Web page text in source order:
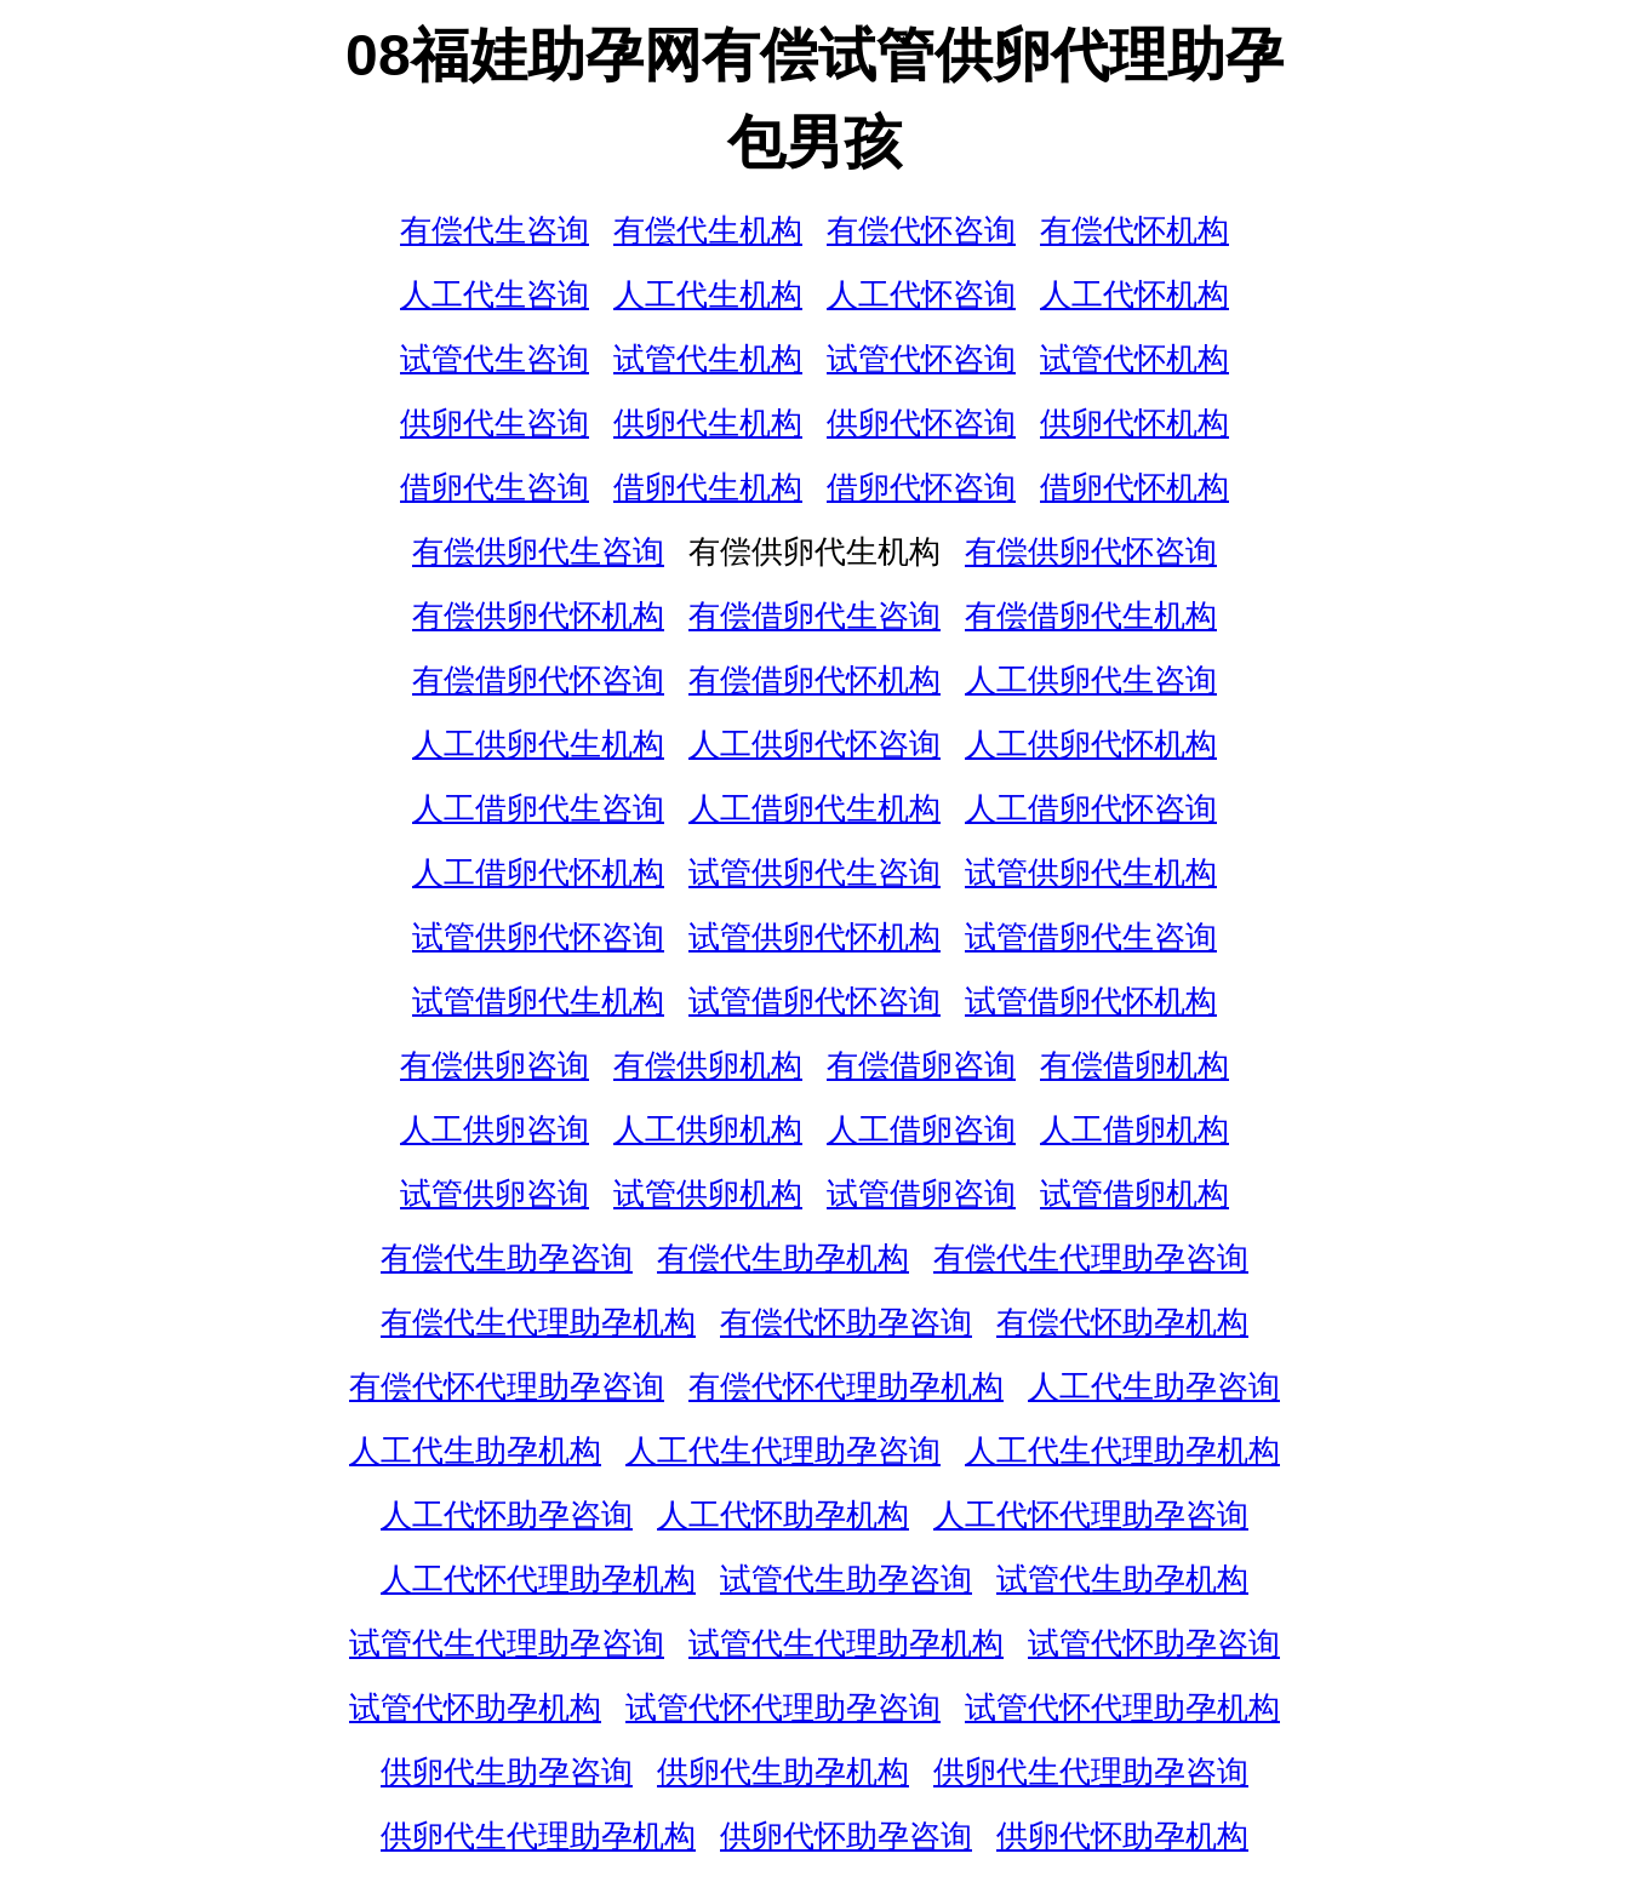
08福娃助孕网有偿试管供卵代理助孕
包男孩
有偿代生咨询 有偿代生机构 有偿代怀咨询
有偿代怀机构
人工代生咨询
人工代生机构 人工代怀咨询
人工代怀机构
试管代生咨询
试管代生机构 试管代怀咨询
试管代怀机构
供卵代生咨询
供卵代生机构 供卵代怀咨询
供卵代怀机构
借卵代生咨询
借卵代生机构 借卵代怀咨询
借卵代怀机构
有偿供卵代生咨询
有偿供卵代生机构
有偿供卵代怀咨询
有偿供卵代怀机构
有偿借卵代生咨询
有偿借卵代生机构
有偿借卵代怀咨询
有偿借卵代怀机构
人工供卵代生咨询
人工供卵代生机构
人工供卵代怀咨询
人工供卵代怀机构
人工借卵代生咨询
人工借卵代生机构
人工借卵代怀咨询
人工借卵代怀机构
试管供卵代生咨询
试管供卵代生机构
试管供卵代怀咨询
试管供卵代怀机构
试管借卵代生咨询
试管借卵代生机构
试管借卵代怀咨询
试管借卵代怀机构
有偿供卵咨询
有偿供卵机构 有偿借卵咨询
有偿借卵机构
人工供卵咨询
人工供卵机构 人工借卵咨询
人工借卵机构
试管供卵咨询
试管供卵机构 试管借卵咨询
试管借卵机构
有偿代生助孕咨询
有偿代生助孕机构
有偿代生代理助孕咨询
有偿代生代理助孕机构
有偿代怀助孕咨询
有偿代怀助孕机构
有偿代怀代理助孕咨询
有偿代怀代理助孕机构
人工代生助孕咨询
人工代生助孕机构
人工代生代理助孕咨询
人工代生代理助孕机构
人工代怀助孕咨询
人工代怀助孕机构
人工代怀代理助孕咨询
人工代怀代理助孕机构
试管代生助孕咨询
试管代生助孕机构
试管代生代理助孕咨询
试管代生代理助孕机构
试管代怀助孕咨询
试管代怀助孕机构
试管代怀代理助孕咨询
试管代怀代理助孕机构
供卵代生助孕咨询
供卵代生助孕机构
供卵代生代理助孕咨询
供卵代生代理助孕机构
供卵代怀助孕咨询
供卵代怀助孕机构